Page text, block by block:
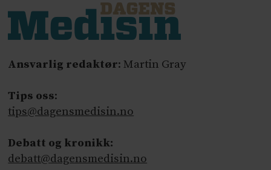
Ansvarlig redaktør: Martin Gray
Tips oss:
tips@dagensmedisin.no
Debatt og kronikk:
debatt@dagensmedisin.no